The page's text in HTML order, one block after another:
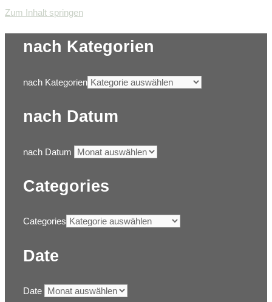
Zum Inhalt springen
nach Kategorien
nach Kategorien
nach Datum
nach Datum
Categories
Categories
Date
Date